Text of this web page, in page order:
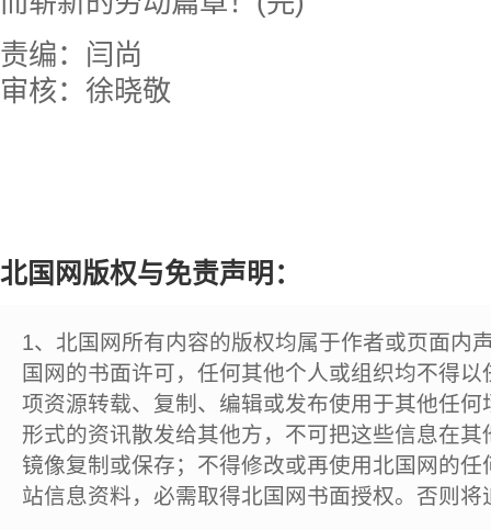
责编：闫尚
审核：徐晓敬
北国网版权与免责声明：
1、北国网所有内容的版权均属于作者或页面内
国网的书面许可，任何其他个人或组织均不得
项资源转载、复制、编辑或发布使用于其他任
形式的资讯散发给其他方，不可把这些信息在
镜像复制或保存；不得修改或再使用北国网的
站信息资料，必需取得北国网书面授权。否则将